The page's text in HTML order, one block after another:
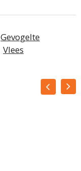
Gevogelte
Vlees